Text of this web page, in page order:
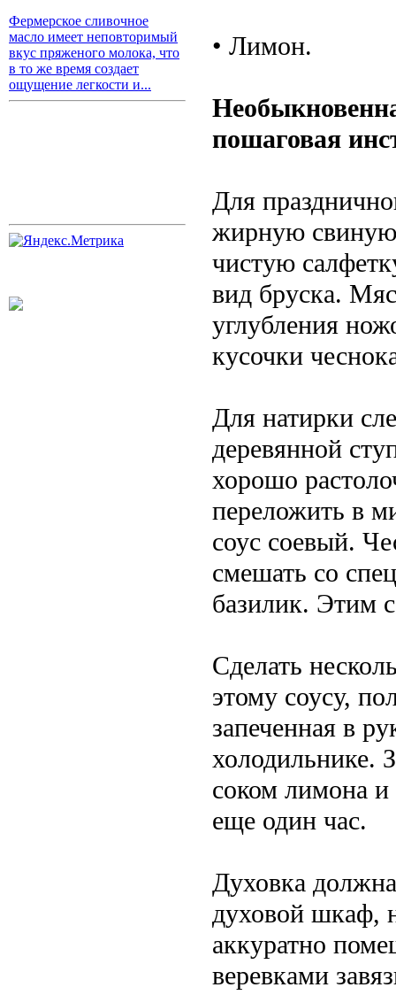
Фермерское сливочное
масло имеет неповторимый
вкус пряженого молока, что
в то же время создает
ощущение легкости и...
• Лимон.
пошаговая
Для
жирную
чистую
вид бруска.
углубления
кусочки
Для натирки
деревянной
хорошо
переложить в
соус соевый.
смешать со
базилик. Этим
Сделать
этому соусу,
запеченная в
холодильнике.
соком лимона и
еще один час.
Духовка
духовой шкаф,
аккуратно
веревками